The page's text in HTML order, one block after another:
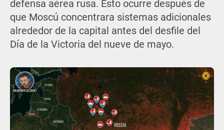
defensa aérea rusa. Esto ocurre después de
que Moscú concentrara sistemas adicionales
alrededor de la capital antes del desfile del
Día de la Victoria del nueve de mayo.